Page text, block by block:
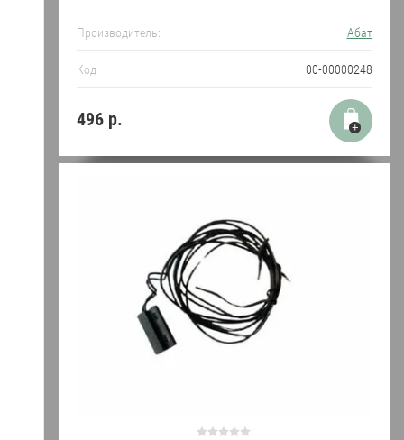
Производитель: Абат
Код 00-00000248
496р.